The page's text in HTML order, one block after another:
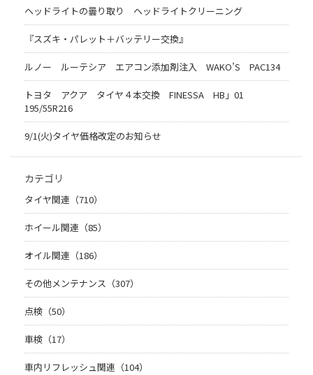
ヘッドライトの曇り取り ヘッドライトクリーニング
『スズキ・パレット＋バッテリー交換』
ルノー ルーテシア エアコン添加剤注入 WAKO’S PAC134
トヨタ アクア タイヤ４本交換 FINESSA HB」01
195/55R216
9/1(火)タイヤ価格改定のお知らせ
カテゴリ
タイヤ関連（710）
ホイール関連（85）
オイル関連（186）
その他メンテナンス（307）
点検（50）
車検（17）
車内リフレッシュ関連（104）